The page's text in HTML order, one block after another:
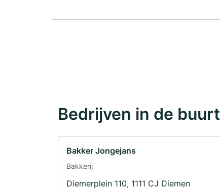
Bedrijven in de buurt
Bakker Jongejans
Bakkerij
Diemerplein 110, 1111 CJ Diemen